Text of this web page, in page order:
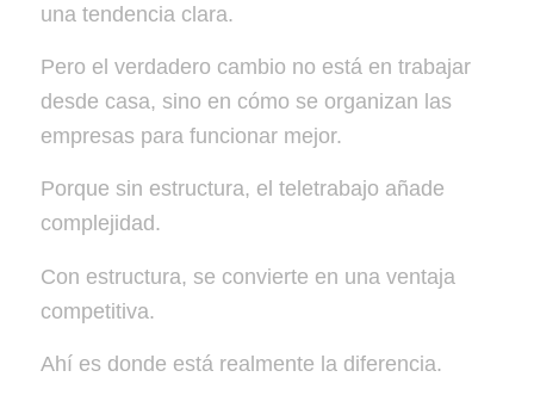
una tendencia clara.
Pero el verdadero cambio no está en trabajar
desde casa, sino en cómo se organizan las
empresas para funcionar mejor.
Porque sin estructura, el teletrabajo añade
complejidad.
Con estructura, se convierte en una ventaja
competitiva.
Ahí es donde está realmente la diferencia.